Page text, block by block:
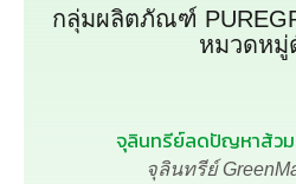
กลุ่มผลิตภัณฑ์
หมวดหมู่
จุลินทรีย์ลดปัญหาส้วม
จุลินทรีย์